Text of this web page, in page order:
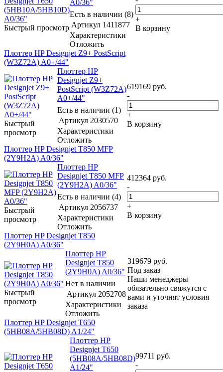
Быстрый просмотр
A0/36"
Есть в наличии (8)
Артикул 1411877
Характеристики
Отложить
+
В корзину
Плоттер HP Designjet Z9+ PostScript
(W3Z72A) A0+/44"
Быстрый
просмотр
Плоттер HP
Designjet Z9+
PostScript (W3Z72A)
A0+/44"
Есть в наличии (1)
Артикул 2030570
Характеристики
Отложить
619169 руб.
-
+
В корзину
Плоттер HP Designjet T850 MFP
(2Y9H2A) A0/36"
Быстрый
просмотр
Плоттер HP
Designjet T850 MFP
(2Y9H2A) A0/36"
Есть в наличии (4)
Артикул 2056737
Характеристики
Отложить
412364 руб.
-
+
В корзину
Плоттер HP Designjet T850
(2Y9H0A) A0/36"
Быстрый
просмотр
Плоттер HP
Designjet T850
(2Y9H0A) A0/36"
Нет в наличии
Артикул 2052708
Характеристики
Отложить
319679 руб.
Под заказ
Наши менеджеры
обязательно свяжутся с
вами и уточнят условия
заказа
Плоттер HP Designjet T650
(5HB08A/5HB08D) A1/24"
Плоттер HP
Designjet T650
(5HB08A/5HB08D)
A1/24"
99711 руб.
-